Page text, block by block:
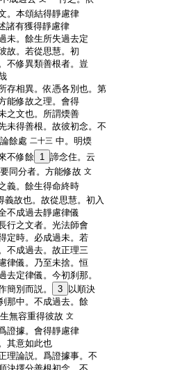
。本頌結得靜慮律
諸有獲得靜慮律
未。餘生所失過去定
故。若從思慧。初
不修異類善根者。豈
存相異。依憑各別也。第
能修故之理。會得
之文也。所謂煗善
未得善根。故彼初念。不
餘處 二十三 中。明煗
不修餘 1 諦念住。云
同分者。方能修故 文
義。餘生得命終時
義故也。故從思慧。初入
不成過去靜慮律儀
行之文者。光法師會
定時。必成過未。若
不成過去。故正理三
律儀。乃至未捨。恒
去定律儀。今初刹那。
簡別而説。 3
以順決
那中。不成過去。餘
無容重得彼故 文
證據。會得靜慮律
其意如此也
理論説。爲證據事。不